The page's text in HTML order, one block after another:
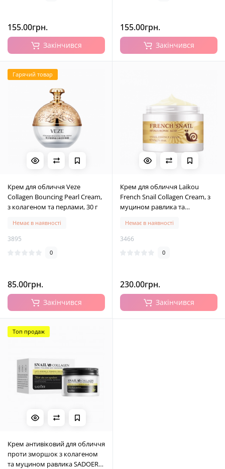
155.00грн.
Закінчився
155.00грн.
Закінчився
Гарячий товар
Крем для обличчя Veze
Collagen Bouncing Pearl Cream,
з колагеном та перлами, 30 г
Немає в наявності
3895
0
85.00грн.
Закінчився
Крем для обличчя Laikou
French Snail Collagen Cream, з
муцином равлика та
Немає в наявності
3466
0
230.00грн.
Закінчився
Топ продаж
Крем антивіковий для обличчя
проти зморшок з колагеном
та муцином равлика SADOER